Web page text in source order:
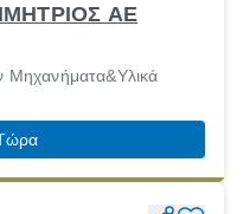
ΑΕ
Μηχανήματα&Υλικά